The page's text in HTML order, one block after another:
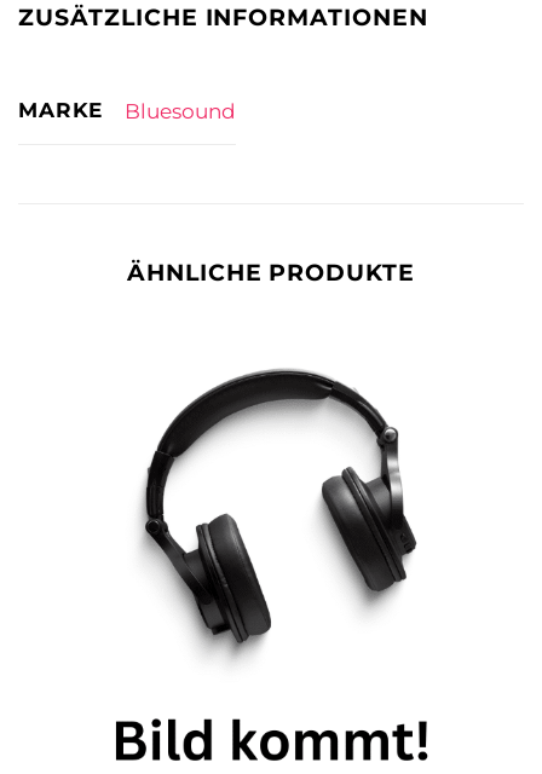
ZUSÄTZLICHE INFORMATIONEN
MARKE Bluesound
ÄHNLICHE PRODUKTE